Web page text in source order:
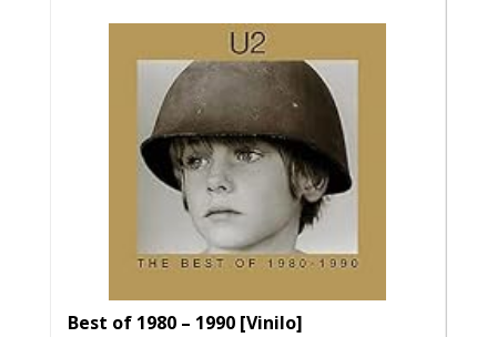
Best of 1980 – 1990 [Vinilo]